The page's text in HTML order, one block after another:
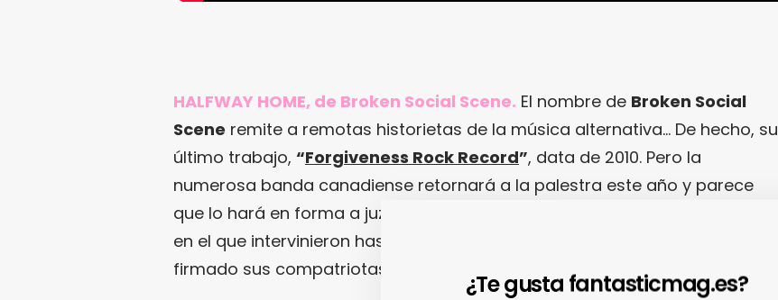
HALFWAY HOME, de Broken Social Scene. El nombre de Broken Social
Scene remite a remotas historietas de la música alternativa… De hecho, su
último trabajo, “Forgiveness Rock Record”, data de 2010. Pero la
numerosa banda canadiense retornará a la palestra este año y parece
que lo hará en forma a juzgar por
en el que intervinieron hasta trece músicos- que bien podrían haber
firmado sus compatriotas
¿Te gusta fantasticmag.es?